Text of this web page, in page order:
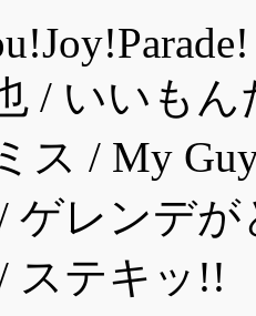
/ いいも
ス / My
ゲレンデ
ステキッ!!